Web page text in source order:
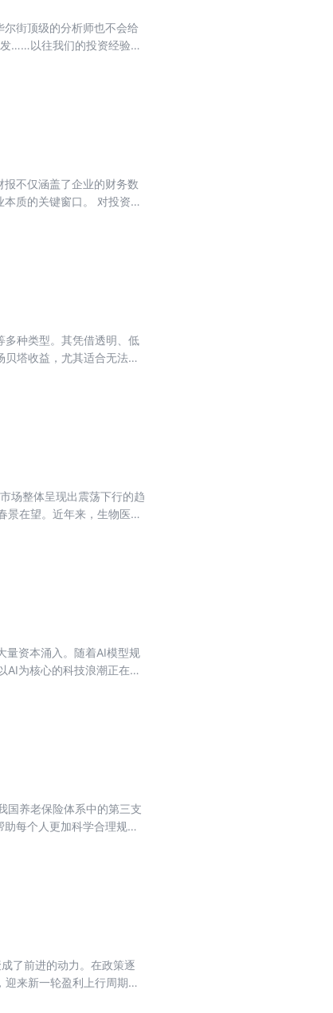
街顶级的分析师也不会给
……以往我们的投资经验现
益，能达到“既要又要”的
、难以实践。其实资产配
分散、时间分散。 【资产
押注单一市场，而是通过
动来做时间分散。 在现在
绕不开的必修课，资产配
不仅涵盖了企业的财务数
质的关键窗口。 对投资者
透表象挖掘企业价值创造
多种类型。其凭借透明、低
塔收益，尤其适合无法精
节介绍 1. ETF投资：如何
解析：定义、分类、 风险
折溢价 8. ETF网格交易法
关定投ETF指数最全的一
集锦。本专刊全部内容均由
渴望财务自由，想拓展财经
场整体呈现出震荡下行的趋
景在望。近年来，生物医药
药新视野。
量资本涌入。随着AI模型规
成功的
》是国内领先的投资交流
产生，按照不同专题进
最好的阅读体验。
国养老保险体系中的第三支
每个人更加科学合理规划
类”基金，哪只最好？ 4.
金：85只指数基金怎么
全部内容均由雪球社区每
公司成立于2010年，起步
，雪球已拥有超过6300万
上的独特品牌、用户和商
了前进的动力。在政策逐
来新一轮盈利上行周期。